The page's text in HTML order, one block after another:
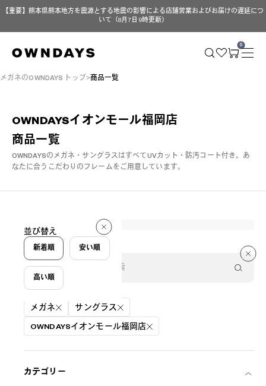
【重要】熊本県熊本地方を震源とする地震の影響による店舗営業およびお届けの遅延につ
いて（8月7日 9時更新）
0
メガネのOWNDAYS トップ 商品一覧
OWNDAYSイオンモール福岡店
商品一覧
OWNDAYSのメガネ・サングラスはすべてUVカット・防汚コート付き。 あ
なたに合うこだわりのフレームをご用意しています。
336 件
絞り込み条件
メガネ サングラス
OWNDAYSイオンモール福岡店
カテゴリー
並び替え
新着順 安い順
高い順